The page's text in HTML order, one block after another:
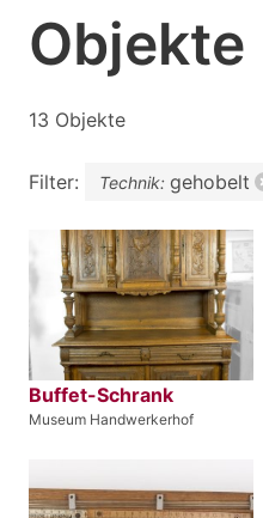
Objekte
13 Objekte
Filter: Technik: gehobelt
Buffet-Schrank
Museum Handwerkerhof